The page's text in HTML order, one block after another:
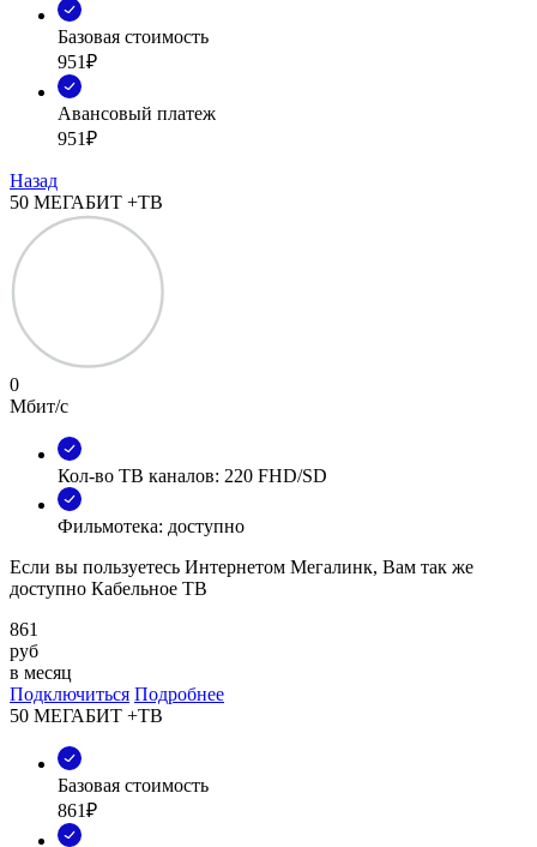
Базовая стоимость
951₽
Авансовый платеж
951₽
Назад
50 МЕГАБИТ +ТВ
0
Мбит/с
Кол-во ТВ каналов: 220 FHD/SD
Фильмотека: доступно
Если вы пользуетесь Интернетом Мегалинк, Вам так же
доступно Кабельное ТВ
861
руб
в месяц
Подключиться Подробнее
50 МЕГАБИТ +ТВ
Базовая стоимость
861₽